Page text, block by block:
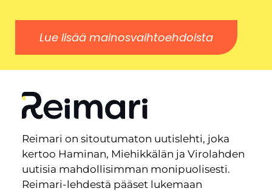
Lue lisää mainosvaihtoehdoista
Reimari on sitoutumaton uutislehti, joka
kertoo Haminan, Miehikkälän ja Virolahden
uutisia mahdollisimman monipuolisesti.
Reimari-lehdestä pääset lukemaan